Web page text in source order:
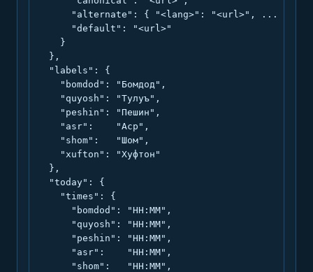
      "alternate": { "<lang>": "<url>", ... },
      "default": "<url>"
    }
  },
  "labels": {
    "bomdod": "Бомдод",
    "quyosh": "Тулуъ",
    "peshin": "Пешин",
    "asr":    "Аср",
    "shom":   "Шом",
    "xufton": "Хуфтон"
  },
  "today": {
    "times": {
      "bomdod": "HH:MM",
      "quyosh": "HH:MM",
      "peshin": "HH:MM",
      "asr":    "HH:MM",
      "shom":   "HH:MM",